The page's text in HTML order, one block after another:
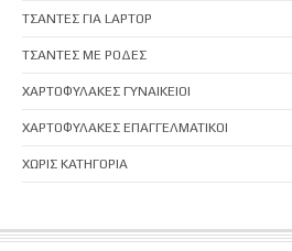
ΤΣΑΝΤΕΣ ΓΙΑ LAPTOP
ΤΣΑΝΤΕΣ ΜΕ ΡΟΔΕΣ
ΧΑΡΤΟΦΥΛΑΚΕΣ ΓΥΝΑΙΚΕΙΟΙ
ΧΑΡΤΟΦΥΛΑΚΕΣ ΕΠΑΓΓΕΛΜΑΤΙΚΟΙ
ΧΩΡΙΣ ΚΑΤΗΓΟΡΙΑ